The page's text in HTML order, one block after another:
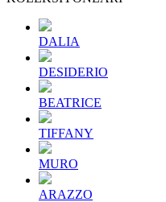
DALIA
DESIDERIO
BEATRICE
TIFFANY
MURO
ARAZZO